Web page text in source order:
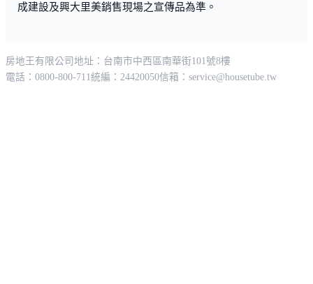
成建設及興大里美銷售現場之宣傳品為準。
房地王有限公司 地址：台南市中西區南華街101號8樓
電話：0800-800-711統編：24420050信箱： service@housetube.tw